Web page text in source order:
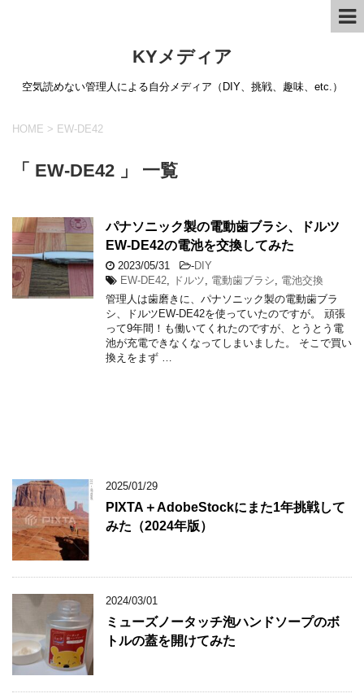
KYメディア
空気読めない管理人による自分メディア（DIY、挑戦、趣味、etc.）
HOME > EW-DE42
「 EW-DE42 」 一覧
パナソニック製の電動歯ブラシ、ドルツ
EW-DE42の電池を交換してみた
2023/05/31 -DIY
EW-DE42
ドルツ 電動歯ブラシ
電池交換
管理人は歯磨きに、パナソニック製の電動歯ブラ
シ、ドルツEW-DE42を使っていたのですが。 頑張
って9年間！も働いてくれたのですが、とうとう電
池が充電できなくなってしまいました。 そこで買い
換えをまず …
2025/01/29
PIXTA＋AdobeStockにまた1年挑戦して
みた（2024年版）
2024/03/01
ミューズノータッチ泡ハンドソープのボ
トルの蓋を開けてみた